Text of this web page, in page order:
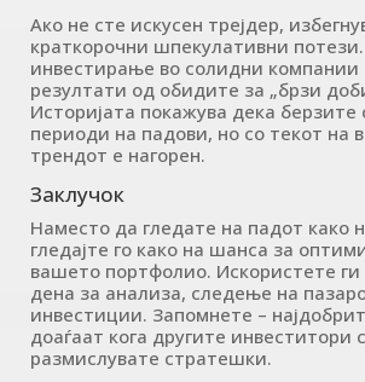
Ако не сте искусен трејдер,
краткорочни шпекулативни
инвестирање во солидни компании
резултати од обидите за „брзи
Историјата покажува дека
периоди на падови, но со текот на
трендот е нагорен.
Заклучок
Наместо да гледате на падот како
гледајте го како на шанса за
вашето портфолио. Искористете
дена за анализа, следење на
инвестиции. Запомнете –
доаѓаат кога другите инвеститори
размислувате стратешки.